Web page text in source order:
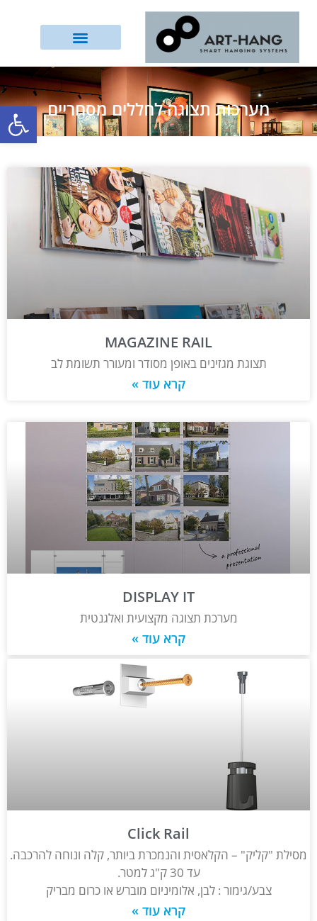
מערכות תצוגה לחללים מסחריים
MAGAZINE RAIL
תצוגת מגזינים באופן מסודר ומעורר תשומת לב
קרא עוד »
DISPLAY IT
מערכת תצוגה מקצועית ואלגנטית
קרא עוד »
Click Rail
מסילת "קליק" – הקלאסית והנמכרת ביותר, קלה ונוחה להרכבה.
עד 30 ק"ג למטר.
צבע/גימור : לבן, אלומיניום מוברש או כרום מבריק
קרא עוד »